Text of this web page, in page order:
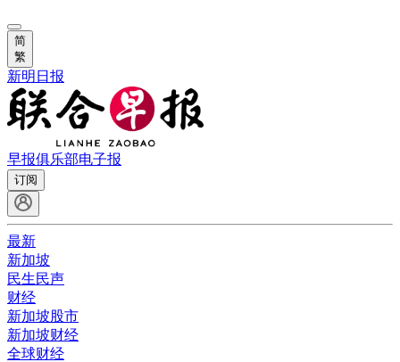
简
繁
新明日报
早报俱乐部电子报
订阅
最新
新加坡
民生民声
财经
新加坡股市
新加坡财经
全球财经